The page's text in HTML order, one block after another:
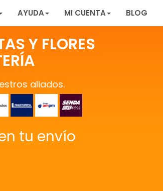
AYUDA MI CUENTA BLOG
Y FLORES
aliados.
tu envío